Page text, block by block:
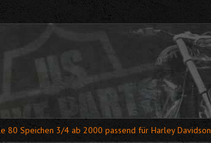
80 Speichen 3/4 ab 2000 passend für Harley Davidson